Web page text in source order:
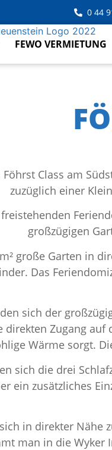
0 44
FEWO VERMIETUNG
Föhrst Class am
zuzüglich einer
großzügigen
große Garten in
Das
sich der
direkten Zugang
Wärme sorgt.
sich die drei
ein zusätzliches
in direkter Nähe
man in die Wyker